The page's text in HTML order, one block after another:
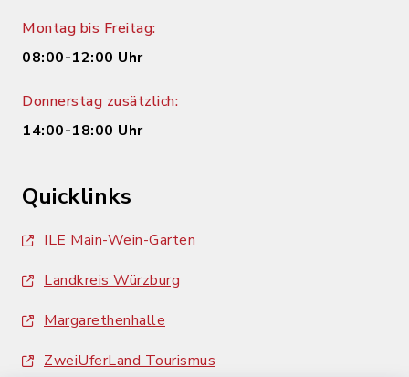
Montag bis Freitag:
08:00-12:00 Uhr
Donnerstag zusätzlich:
14:00-18:00 Uhr
Quicklinks
ILE Main-Wein-Garten
Landkreis Würzburg
Margarethenhalle
ZweiUferLand Tourismus